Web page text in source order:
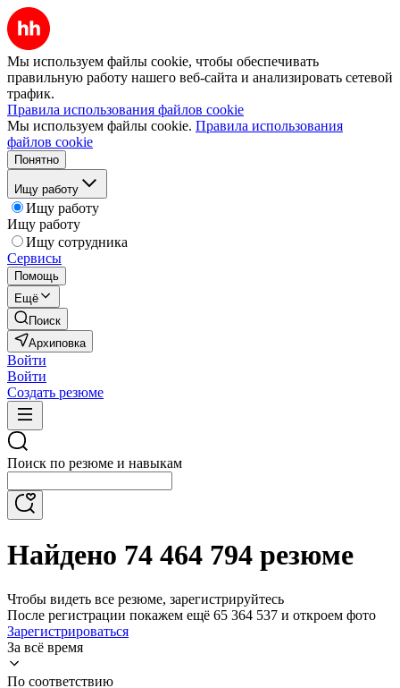
Мы используем файлы cookie, чтобы обеспечивать
правильную работу нашего веб-сайта и анализировать сетевой
трафик.
Правила использования файлов cookie
Мы используем файлы cookie. Правила использования
файлов cookie
Понятно
Ищу работу
Ищу работу
Ищу работу
Ищу сотрудника
Сервисы
Помощь
Ещё
Поиск
Архиповка
Войти
Войти
Создать резюме
Поиск по резюме и навыкам
Найдено 74 464 794 резюме
Чтобы видеть все резюме, зарегистрируйтесь
После регистрации покажем ещё 65 364 537 и откроем фото
Зарегистрироваться
За всё время
По соответствию